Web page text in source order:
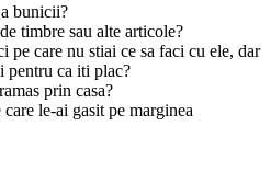
bunicii?
timbre sau alte articole?
pe care nu stiai ce sa faci cu ele, dar
pentru ca iti plac?
prin casa?
le-ai gasit pe marginea